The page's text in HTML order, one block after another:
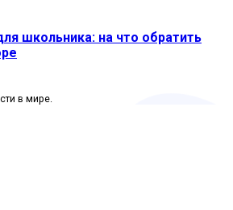
школьника: на что обратить
в мире.